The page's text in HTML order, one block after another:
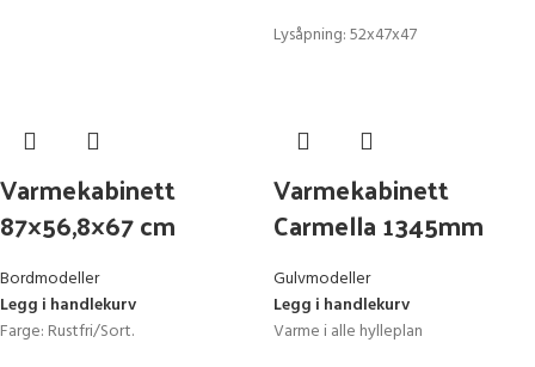
Lysåpning: 52x47x47
Varmekabinett
87×56,8×67 cm
Bordmodeller
Legg i handlekurv
Farge: Rustfri/Sort.
Varmekabinett
Carmella 1345mm
Gulvmodeller
Legg i handlekurv
Varme i alle hylleplan